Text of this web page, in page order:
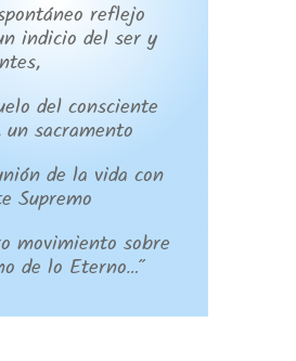
reflejo
indicio del ser y
del consciente
sacramento
de la vida con
Supremo
movimiento sobre
de lo Eterno…”